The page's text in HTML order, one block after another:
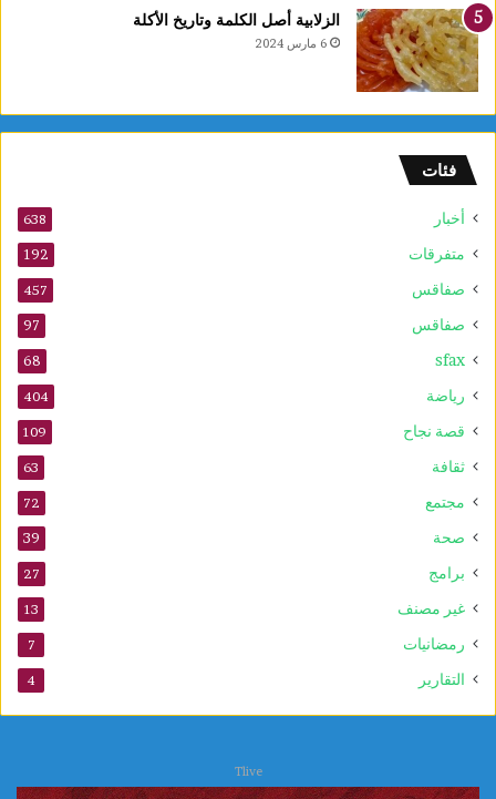
ت
ي
الزلابية أصل الكلمة وتاريخ الأكلة
6 مارس 2024
فئات
أخبار 638
متفرقات 192
صفاقس 457
صفاقس 97
sfax
68
رياضة 404
قصة نجاح 109
ثقافة 63
مجتمع 72
صحة 39
برامج 27
غير مصنف 13
رمضانيات 7
التقارير 4
Tlive